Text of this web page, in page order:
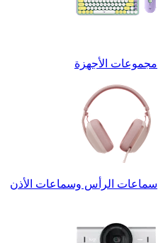
مجموعات الأجهزة
سماعات الرأس وسماعات الأذن